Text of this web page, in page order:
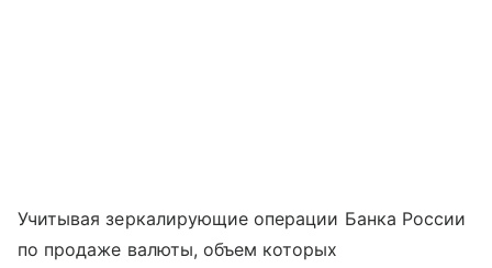
Учитывая зеркалирующие операции Банка России
по продаже валюты, объем которых